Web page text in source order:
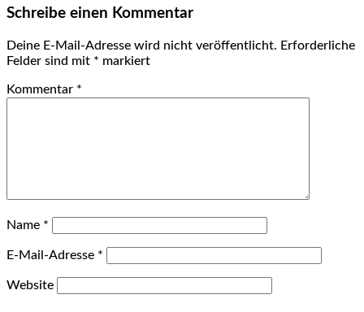
Schreibe einen Kommentar
Deine E-Mail-Adresse wird nicht veröffentlicht. Erforderliche
Felder sind mit * markiert
Kommentar *
Name *
E-Mail-Adresse *
Website